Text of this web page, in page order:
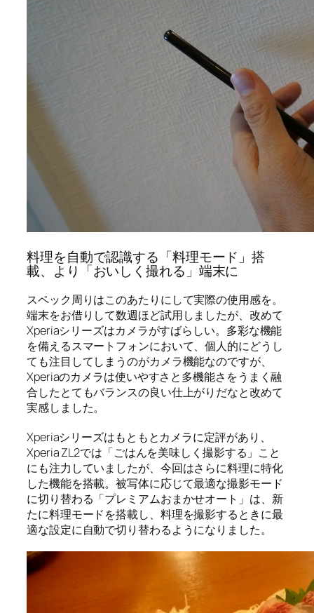
料理を自動で認識する「料理モード」搭
載、より「おいしく撮れる」端末に
スペック周りはこのあたりにして実際の使用感を。
端末をお借りして数週ほど試用しましたが、改めて
Xperiaシリーズはカメラがすばらしい。多彩な機能
を備えるスマートフォンにおいて、個人的にどうし
ても注目してしまうのがカメラ機能なのですが、
Xperiaのカメラは使いやすさと多機能さをうまく融
合したとてもバランスの良い仕上がりだなと改めて
実感しました。
Xperiaシリーズはもともとカメラに定評があり、
Xperia ZL2では「ごはんを美味しく撮影する」こと
にも注力していましたが、今回はさらに料理に特化
した機能を搭載。被写体に応じて最適な撮影モード
に切り替わる「プレミアムおまかせオート」は、新
たに料理モードを搭載し、料理を撮影するときに最
適な設定に自動で切り替わるようになりました。